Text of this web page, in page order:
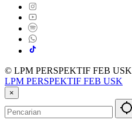
© LPM PERSPEKTIF FEB USK
LPM PERSPEKTIF FEB USK
×